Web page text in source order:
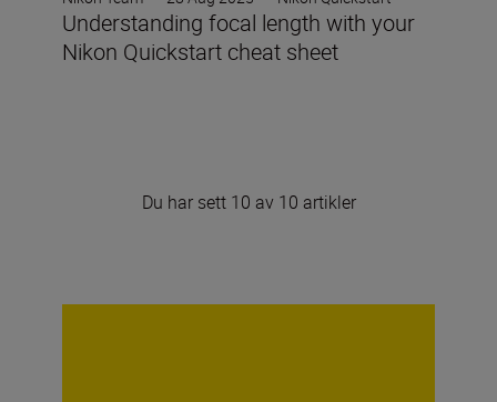
Understanding focal length with your
Nikon Quickstart cheat sheet
Du har sett 10 av 10 artikler